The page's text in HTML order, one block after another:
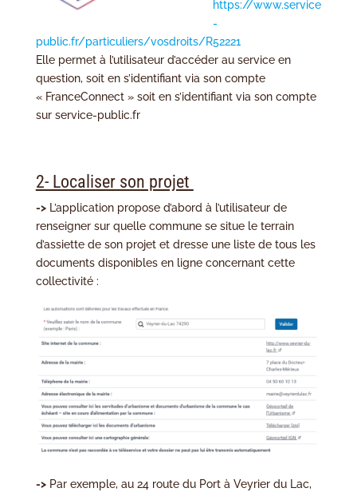
https://www.service
-
public.fr/particuliers/vosdroits/R52221
Elle permet à l’utilisateur d’accéder au service en
question, soit en s’identifiant via son compte
« FranceConnect » soit en s’identifiant via son compte
sur service-public.fr
2- Localiser son projet
->L’application propose d’abord à l’utilisateur de
renseigner sur quelle commune se situe le terrain
d’assiette de son projet et dresse une liste de tous les
documents disponibles en ligne concernant cette
collectivité :
->Par exemple, au 24 route du Port à Veyrier du Lac,